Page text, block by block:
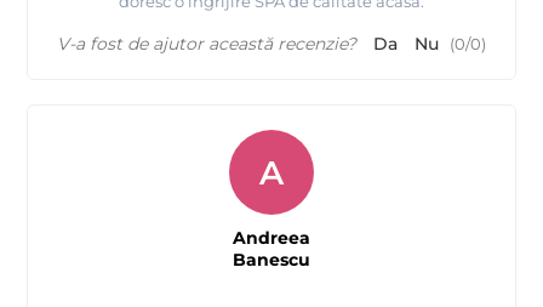
V-a fost de ajutor această recenzie? Da Nu (0/0)
A
Andreea
Banescu